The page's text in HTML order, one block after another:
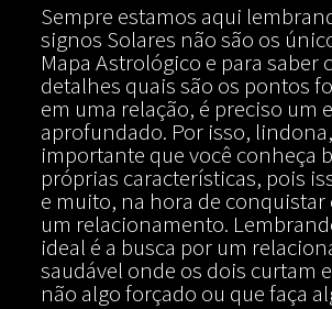
Sempre estamos aqui
signos Solares não são os
Mapa Astrológico e para saber
detalhes quais são os pontos
em uma relação, é preciso um
aprofundado. Por isso,
importante que você conheça
próprias características, pois
e muito, na hora de
um relacionamento.
ideal é a busca por um
saudável onde os dois curtam
não algo forçado ou que faça